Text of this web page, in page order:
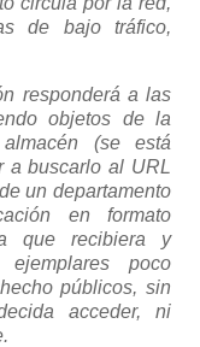
de bajo tráfico,
responderá a las
objetos de la
(se está
a buscarlo al URL
un departamento
en formato
que recibiera y
poco
públicos, sin
acceder, ni